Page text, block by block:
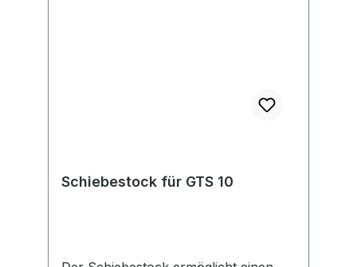
Schiebestock für GTS 10